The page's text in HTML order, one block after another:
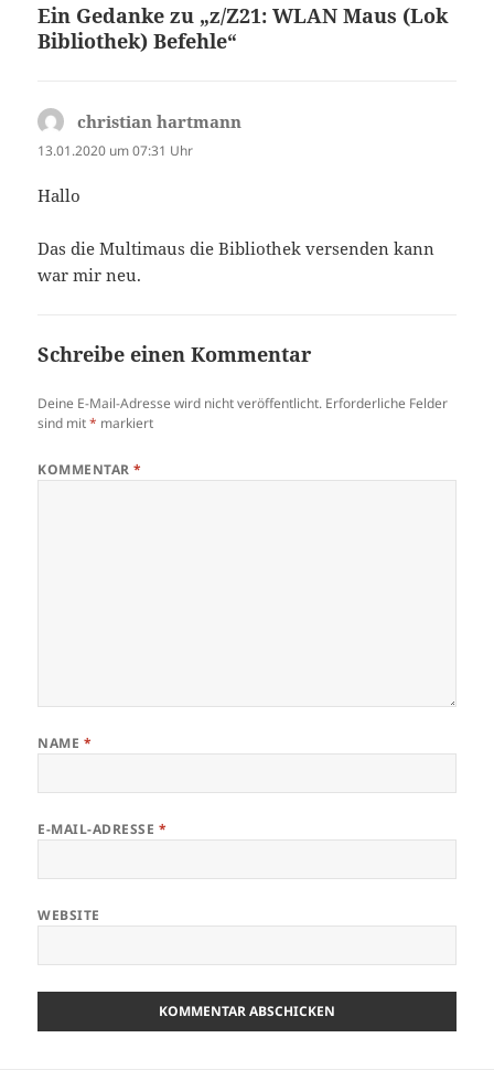
Ein Gedanke zu „z/Z21: WLAN Maus (Lok
Bibliothek) Befehle“
christian hartmann
13.01.2020 um 07:31 Uhr
Hallo
Das die Multimaus die Bibliothek versenden kann
war mir neu.
Schreibe einen Kommentar
Deine E-Mail-Adresse wird nicht veröffentlicht. Erforderliche Felder
sind mit* markiert
KOMMENTAR*
NAME *
E-MAIL-ADRESSE *
WEBSITE